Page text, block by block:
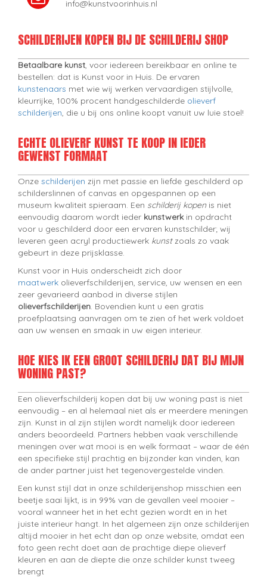
info@kunstvoorinhuis.nl
SCHILDERIJEN KOPEN BIJ DE SCHILDERIJ SHOP
Betaalbare kunst, voor iedereen bereikbaar en online te
bestellen: dat is Kunst voor in Huis. De ervaren
kunstenaars met wie wij werken vervaardigen stijlvolle,
kleurrijke, 100% procent handgeschilderde olieverf
schilderijen, die u bij ons online koopt vanuit uw luie stoel!
ECHTE OLIEVERF KUNST TE KOOP IN IEDER
GEWENST FORMAAT
Onze schilderijen zijn met passie en liefde geschilderd op
schilderslinnen of canvas en opgespannen op een
museum kwaliteit spieraam. Een schilderij kopenis niet
eenvoudig daarom wordt ieder kunstwerkin opdracht
voor u geschilderd door een ervaren kunstschilder; wij
leveren geen acryl productiewerk kunstzoals zo vaak
gebeurt in deze prijsklasse.
Kunst voor in Huis onderscheidt zich door
maatwerk olieverfschilderijen, service, uw wensen en een
zeer gevarieerd aanbod in diverse stijlen
olieverfschilderijen. Bovendien kunt u een gratis
proefplaatsing aanvragen om te zien of het werk voldoet
aan uw wensen en smaak in uw eigen interieur.
HOE KIES IK EEN GROOT SCHILDERIJ DAT BIJ MIJN
WONING PAST?
Een olieverfschilderij kopen dat bij uw woning past is niet
eenvoudig – en al helemaal niet als er meerdere meningen
zijn. Kunst in al zijn stijlen wordt namelijk door iedereen
anders beoordeeld. Partners hebben vaak verschillende
meningen over wat mooi is en welk formaat – waar de één
een specifieke stijl prachtig en bijzonder kan vinden, kan
de ander partner juist het tegenovergestelde vinden.
Een kunst stijl dat in onze schilderijenshop misschien een
beetje saai lijkt, is in 99% van de gevallen veel mooier –
vooral wanneer het in het echt gezien wordt en in het
juiste interieur hangt. In het algemeen zijn onze schilderijen
altijd mooier in het echt dan op onze website, omdat een
foto geen recht doet aan de prachtige diepe olieverf
kleuren en aan de diepte die onze schilder kunst tweeg
brengt